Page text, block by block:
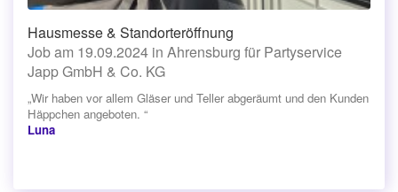
Hausmesse & Standorteröffnung
Job am 19.09.2024 in Ahrensburg für Partyservice
Japp GmbH & Co. KG
„Wir haben vor allem Gläser und Teller abgeräumt und den Kunden
Häppchen angeboten. “
Luna